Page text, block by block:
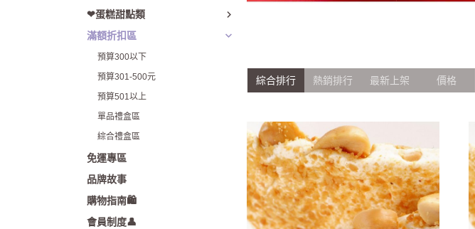
❤蛋糕甜點類
滿額折扣區
預算300以下
預算301-500元
預算501以上
單品禮盒區
綜合禮盒區
免運專區
品牌故事
購物指南🛍️
會員制度👤
綜合排行 熱銷排行 最新上架 價格